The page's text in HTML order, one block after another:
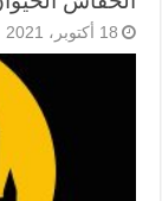
18 أكتوبر، 2021